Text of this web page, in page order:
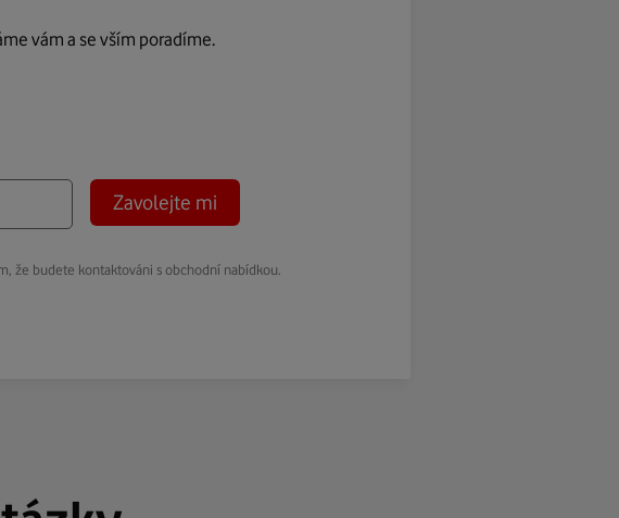
vám a se vším poradíme.
Zavolejte mi
že budete kontaktováni s obchodní nabídkou.